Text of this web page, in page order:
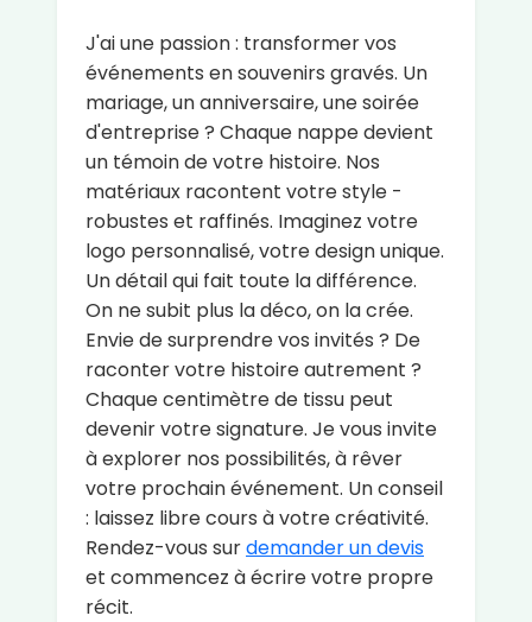
J'ai une passion : transformer vos
événements en souvenirs gravés. Un
mariage, un anniversaire, une soirée
d'entreprise ? Chaque nappe devient
un témoin de votre histoire. Nos
matériaux racontent votre style -
robustes et raffinés. Imaginez votre
logo personnalisé, votre design unique.
Un détail qui fait toute la différence.
On ne subit plus la déco, on la crée.
Envie de surprendre vos invités ? De
raconter votre histoire autrement ?
Chaque centimètre de tissu peut
devenir votre signature. Je vous invite
à explorer nos possibilités, à rêver
votre prochain événement. Un conseil
: laissez libre cours à votre créativité.
Rendez-vous surdemander un devis
et commencez à écrire votre propre
récit.